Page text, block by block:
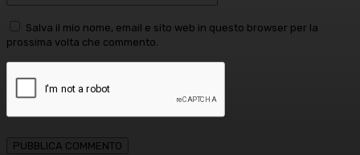
Salva il mio nome, email e sito web in questo browser per la
prossima volta che commento.